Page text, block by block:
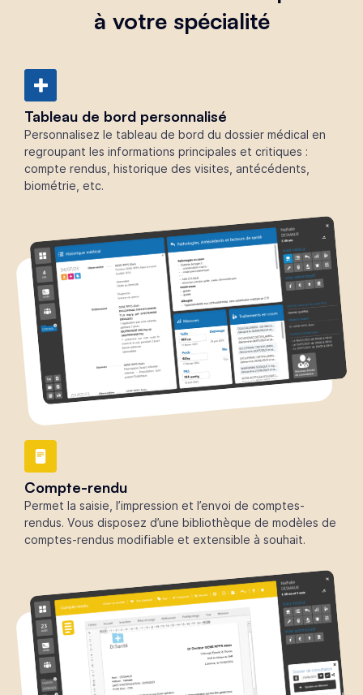
à votre spécialité
Tableau de bord personnalisé
Personnalisez le tableau de bord du dossier médical en
regroupant les informations principales et critiques :
compte rendus, historique des visites, antécédents,
biométrie, etc.
Compte-rendu
Permet la saisie, l’impression et l’envoi de comptes-
rendus. Vous disposez d’une bibliothèque de modèles de
comptes-rendus modifiable et extensible à souhait.